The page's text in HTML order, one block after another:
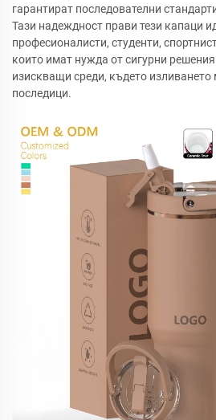
гарантират последователни
Тази надеждност прави тези капаци
професионалисти, студенти,
които имат нужда от сигурни
изискващи среди, където
последици.